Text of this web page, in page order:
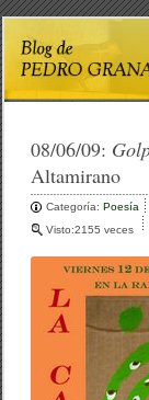
08/06/09:
Altamirano
Categoría:Poesía
Visto:2155 veces